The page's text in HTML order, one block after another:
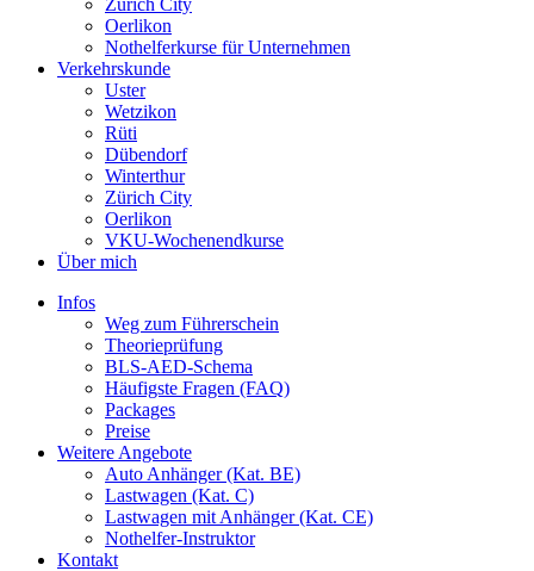
Zürich City
Oerlikon
Nothelferkurse für Unternehmen
Verkehrskunde
Uster
Wetzikon
Rüti
Dübendorf
Winterthur
Zürich City
Oerlikon
VKU-Wochenendkurse
Über mich
Infos
Weg zum Führerschein
Theorieprüfung
BLS-AED-Schema
Häufigste Fragen (FAQ)
Packages
Preise
Weitere Angebote
Auto Anhänger (Kat. BE)
Lastwagen (Kat. C)
Lastwagen mit Anhänger (Kat. CE)
Nothelfer-Instruktor
Kontakt